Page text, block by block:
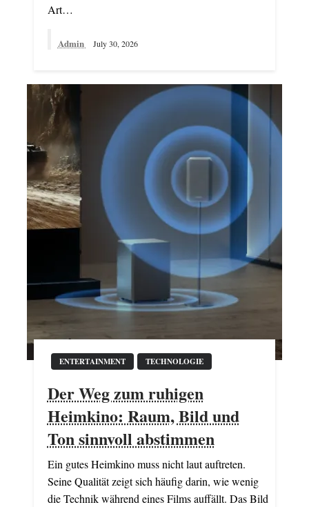
Art…
Admin July 30, 2026
ENTERTAINMENT TECHNOLOGIE
Der Weg zum ruhigen
Heimkino: Raum, Bild und
Ton sinnvoll abstimmen
Ein gutes Heimkino muss nicht laut auftreten.
Seine Qualität zeigt sich häufig darin, wie wenig
die Technik während eines Films auffällt. Das Bild